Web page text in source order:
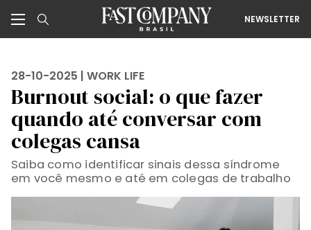
NEWSLETTER
28-10-2025 | WORK LIFE
Burnout social: o que fazer
quando até conversar com
colegas cansa
Saiba como identificar sinais dessa síndrome
em você mesmo e até em colegas de trabalho